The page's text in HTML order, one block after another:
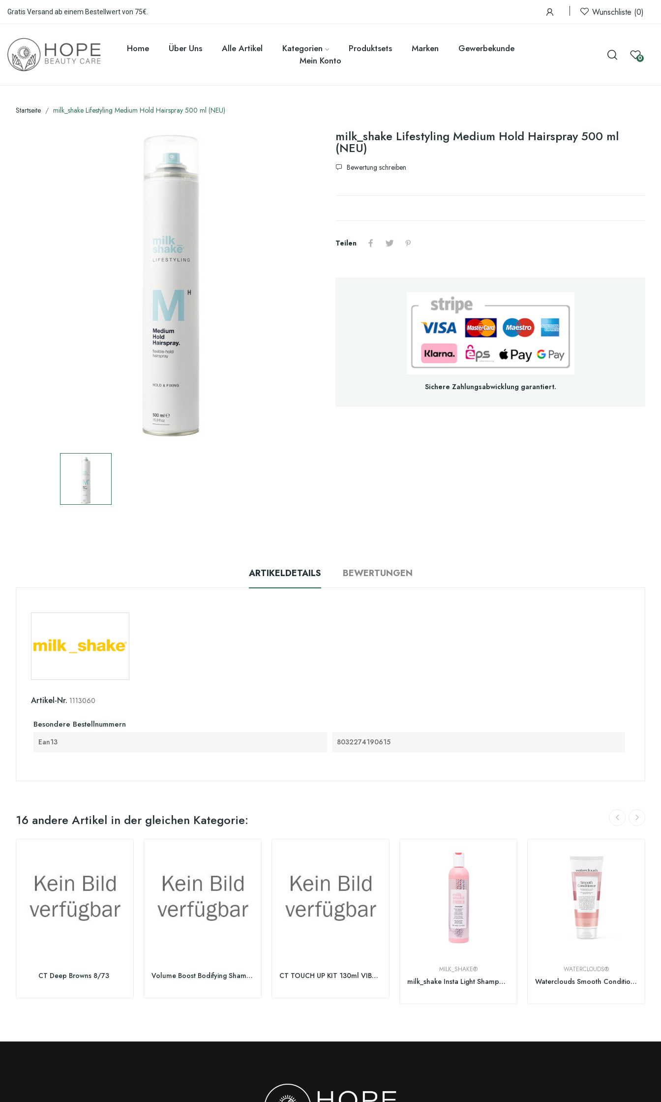
Gratis Versand ab einem Bestellwert von 75€. Wunschliste 0
Home Über Uns Alle Artikel Kategorien Produktsets Marken
Gewerbekunde
Mein Konto
0
Startseite milk_shake Lifestyling Medium Hold Hairspray 500 ml (NEU)
milk_shake Lifestyling Medium Hold Hairspray 500 ml
(NEU)
Bewertung schreiben
Teilen
Sichere Zahlungsabwicklung garantiert.
ARTIKELDETAILS BEWERTUNGEN
Artikel-Nr. 1113060
Besondere Bestellnummern
Ean13 8032274190615
16 andere Artikel in der gleichen Kategorie:
CT Deep Browns 8/73 Volume Boost Bodifying Shampoo CT TOUCH UP KIT 130ml VIBRANT_REDS 55/65
MILK_SHAKE®
milk_shake Insta Light Shampoo 300ml
WATERCLOUDS®
Waterclouds Smooth Conditioner